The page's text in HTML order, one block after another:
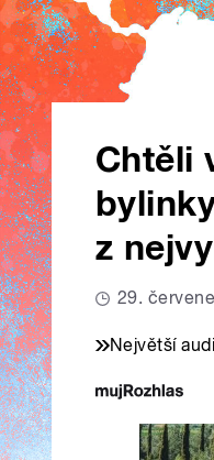
Chtěli
z
29.
Největší